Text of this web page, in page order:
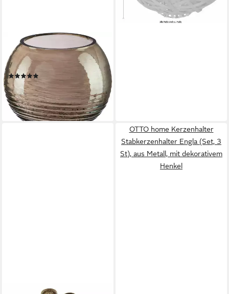
CREATIV HOME
Teelichthalter Teelichthalter
(4 St), im eleganten Design
16,49 € UVP
-34%
lieferbar - in 5-6 Werktagen bei dir
OTTO home Kerzenhalter
Stabkerzenhalter Engla (Set, 3
St), aus Metall, mit dekorativem
Henkel